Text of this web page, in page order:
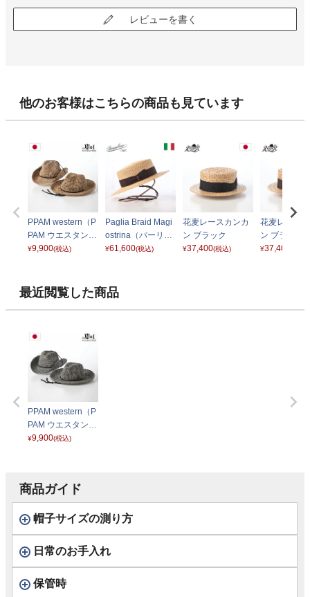
レビューを書く
他のお客様はこちらの商品も見ています
PPAM western（P
PAM ウエスタン）
ベージュ
¥9,900(税込)
Paglia Braid Magi
ostrina（パーリア
ブレード マジョス
¥61,600(税込)
花麦レースカンカ
ン ブラック
¥37,400(税込)
花麦レース
ン ブラウン
¥37,400
最近閲覧した商品
PPAM western（P
PAM ウエスタン）
グレー
¥9,900(税込)
商品ガイド
帽子サイズの測り方
日常のお手入れ
保管時